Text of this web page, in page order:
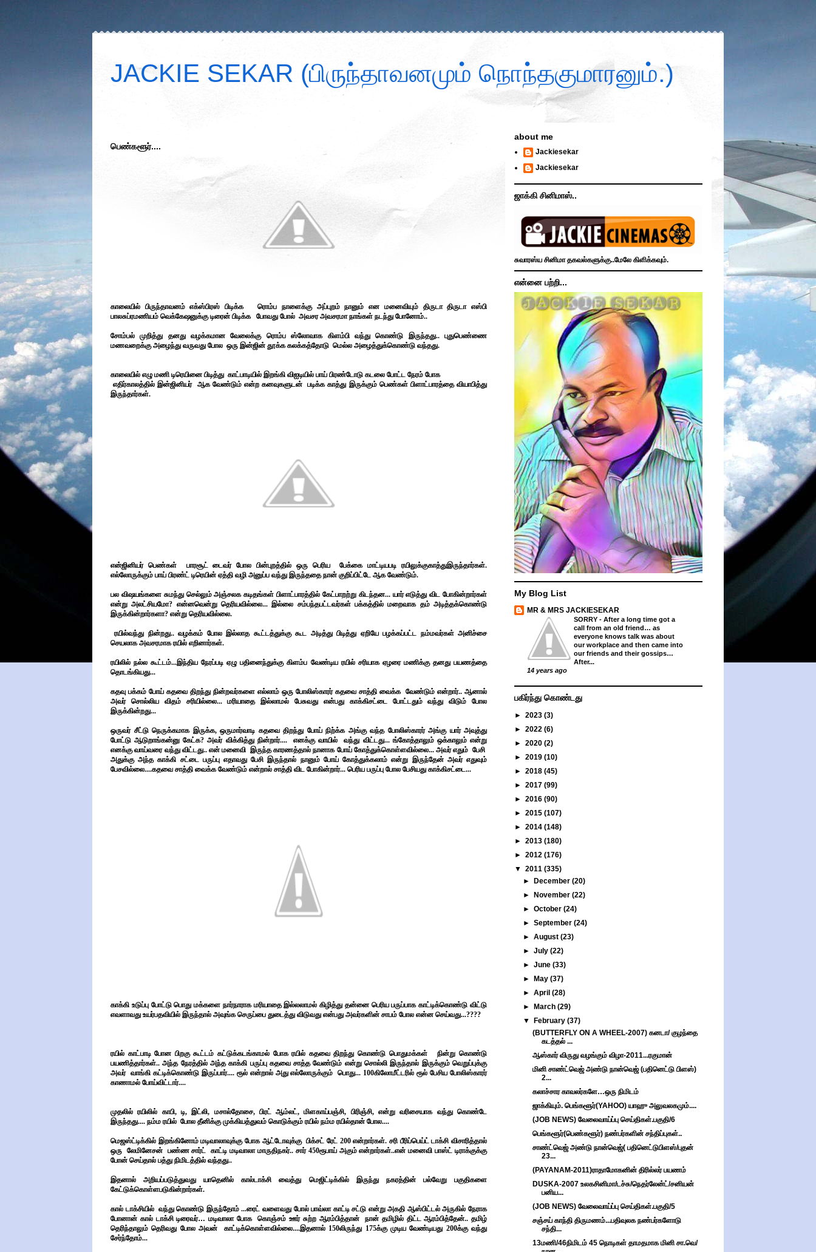
JACKIE SEKAR (பிருந்தாவனமும் நொந்தகுமாரனும்.)
பெண்களூர்....
காலையில் பிருந்தாவனம் எக்ஸ்பிரஸ் பிடிக்க ரொம்ப நாளைக்கு அப்புறம் நானும் என மனைவியும் திருடா திருடா எஸ்பி
பாலசுப்ரமணியம் வெக்கேஷனுக்கு டிரைன் பிடிக்க போவது போல் அவசர அவசரமா நாங்கள் நடந்து போனோம்..
சோம்பல் முறித்து தனது வழக்கமான வேலைக்கு ரொம்ப ஸ்லோவாக கிளம்பி வந்து கொண்டு இருந்தது.. புதுபெண்ணை
மணவறைக்கு அழைந்து வருவது போல ஒரு இன்ஜின் தூக்க கலக்கத்தோடு மெல்ல அழைத்துக்கொண்டு வந்தது.
காலையில் எழு மணி டிரெயினை பிடித்து காட்பாடியில் இறங்கி விஐடியில் பாய் பிரண்டோடு கடலை போட்ட நேரம் போக
எதிர்காலத்தில் இன்ஜினியர் ஆக வேண்டும் என்ற கனவுகளுடன் படிக்க காத்து இருக்கும் பெண்கள் பிளாட்பாரத்தை வியாபித்து
இருந்தார்கள்.
என்ஜினியர் பெண்கள் பாரசூட் டைவர் போல பின்புறத்தில் ஒரு பெரிய பேக்கை மாட்டியபடி ரயிலுக்குகாத்துஇருந்தார்கள்.
எல்லோருக்கும் பாய் பிரண்ட் டிரெயின் ஏத்தி வழி அனுப்ப வந்து இருந்ததை நான் குறிப்பிட்டே ஆக வேண்டும்.
பல விஷயங்களை சுமந்து செல்லும் அஞ்சலக கடிதங்கள் பிளாட்பாரத்தில் கேட்பாறற்று கிடந்தன... யார் எடுத்து விட போகின்றார்கள்
என்று அலட்சியமோ? என்னவென்று தெரியவில்லை... இல்லை சம்பந்தபட்டவர்கள் பக்கத்தில் மறைவாக தம் அடித்தக்கொண்டு
இருக்கின்றார்களா? என்று தெரியவில்லை.
ரயில்வந்து நின்றது.. வழக்கம் போல இல்லாத கூட்டத்துக்கு கூட அடித்து பிடித்து ஏறியே பழக்கப்பட்ட நம்மவர்கள் அனிச்சை
செயலாக அவசரமாக ரயில் எறினார்கள்.
ரயிலில் நல்ல கூட்டம்...இந்திய நேரப்படி ஏழு பதினைந்துக்கு கிளம்ப வேண்டிய ரயில் சரியாக ஏழரை மணிக்கு தனது பயணத்தை
தொடங்கியது...
கதவு பக்கம் போய் கதவை திறந்து நின்றவர்களை எல்லாம் ஒரு போலிஸ்காரர் கதவை சாத்தி வைக்க வேண்டும் என்றார்.. ஆனால்
அவர் சொல்லிய விதம் சரியில்லை... மரியாதை இல்லாமல் பேசுவது என்பது காக்கிசட்டை போட்டதும் வந்து விடும் போல
இருக்கின்றது...
ஒருவர் சீட்டு நெருக்கமாக இருக்க, ஒருமார்வாடி கதவை திறந்து போய் நிற்க்க அங்கு வந்த போலிஸ்காரர் அங்கு யார் அவுத்து
போட்டு ஆடுறாங்கன்னு கேட்க? அவர் விக்கித்து நின்றார்.... எனக்கு வாயில் வந்து விட்டது... ங்கோத்தாலும் ஒக்காலும் என்று
எனக்கு வாய்வரை வந்து விட்டது.. என் மனைவி இருந்த காரணத்தால் நானாக போய் கோத்துக்கொள்ளவில்லை... அவர் எதும் பேசி
அதுக்கு அந்த காக்கி சட்டை பருப்பு எதாவது பேசி இருந்தால் நானும் போய் கோத்துக்கலாம் என்று இருந்தேன் அவர் எதுவும்
பேசவில்லை....கதவை சாத்தி வைக்க வேண்டும் என்றால் சாத்தி விட போகின்றார்... பெரிய பருப்பு போல பேசியது காக்கிசட்டை...
காக்கி உடுப்பு போட்டு பொது மக்களை நார்நாராக மரியாதை இல்லலாமல் கிழித்து தன்னை பெரிய பருப்பாக காட்டிக்கொண்டு விட்டு
எவளாவது உயர்பதவியில் இருந்தால் அவுங்க செருப்பை துடைத்து விடுவது என்பது அவர்களின் சாபம் போல என்ன செய்வது...????
ரயில் காட்பாடி போன பிறகு கூட்டம் கட்டுக்கடங்காமல் போக ரயில் கதவை திறந்து கொண்டு பொதுமக்கள் நின்று கொண்டு
பயணித்தார்கள்.. அந்த நேரத்தில் அந்த காக்கி பருப்பு கதவை சாத்த வேண்டும் என்று சொல்லி இருந்தால் இருக்கும் வெறுப்புக்கு
அவர் வாங்கி கட்டிக்கொண்டு இருப்பார்.... ரூல் என்றால் அது எல்லோருக்கும் பொது... 100கிலோமீட்டரில் ரூல் பேசிய போலிஸ்காரர்
காணாமல் போய்விட்டார்....
முதலில் ரயிலில் காபி, டி, இட்லி, மசால்தோசை, பிரட் ஆம்லட், மிளகாய்பஞ்சி, பிரிஞ்சி, என்று வரிசையாக வந்து கொண்டே
இருந்தது.... நம்ம ரயில் போல தீனிக்கு முக்கியத்துவம் கொடுக்கும் ரயில் நம்ம ரயில்தான் போல....
மெஜஸ்ட்டிக்கில் இறங்கினோம் மடிவாலாவுக்கு போக ஆட்டோவுக்கு பிக்சட் ரேட் 200 என்றார்கள். சரி பீரிப்பெய்ட் டாக்சி விசாரித்தால்
ஒரு லேமினேசன் பண்ண சார்ட் காட்டி மடிவாலா மாருதிநகர்.. சார் 450ரூபாய் அகும் என்றார்கள்..என் மனைவி பாஸ்ட் டிராக்குக்கு
போன் செய்தால் பத்து நிமிடத்தில் வந்தது..
இதனால் அறியப்படுத்துவது யாதெனில் கால்டாக்சி வைத்து மெஜிட்டிக்கில் இருந்து நகரத்தின் பல்வேறு பகுதிகளை
கேட்டுக்கொள்ளபடுகின்றார்கள்.
கால் டாக்சியில் வந்து கொண்டு இருந்தோம் ...ரைட் வளைவது போல் பாவ்லா காட்டி சட்டு என்று அகதி ஆஸ்பிட்டல் அருகில் நேராக
போனான் கால் டாக்சி டிரைவர்… மடிவாலா போக கொஞ்சம் ஊர் சுற்ற ஆரம்பித்தான் நான் தமிழில் திட்ட ஆரம்பித்தேன்.. தமிழ்
தெரிந்தாலும் தெரிவது போல அவன் காட்டிக்கொள்ளவில்லை....இதனால் 150லிருந்து 175க்கு முடிய வேண்டியது 200க்கு வந்து
சேர்ந்தோம்...
about me
Jackiesekar
Jackiesekar
ஜாக்கி சினிமாஸ்..
சுவாரஸ்ய சினிமா தகவல்களுக்கு..மேலே கிளிக்கவும்.
என்னை பற்றி...
My Blog List
MR & MRS JACKIESEKAR
SORRY - After a long time got a
call from an old friend… as
everyone knows talk was about
our workplace and then came into
our friends and their gossips…
After...
14 years ago
பகிர்ந்து கொண்டது
► 2023 (3)
► 2022 (6)
► 2020 (2)
► 2019 (10)
► 2018 (45)
► 2017 (99)
► 2016 (90)
► 2015 (107)
► 2014 (148)
► 2013 (180)
► 2012 (176)
▼ 2011 (335)
►
December(20)
►
November(22)
►October(24)
►September(24)
►August(23)
►July(22)
►June(33)
►
May(37)
►April(28)
►
March(29)
▼
February(37)
(BUTTERFLY ON A WHEEL-2007) கனடா/ குழந்தை
கடத்தல் ...
ஆஸ்கார் விருது வழங்கும் விழா-2011...ரகுமான்
மினி சாண்ட்வெஜ் அண்டு நான்வெஜ் (பதினெட்டு பிளஸ்)
2...
கலாச்சார காவலர்களே…ஒரு நிமிடம்
ஜாக்கியும். பெங்களூர்(YAHOO) யாஹு அலுவலகமும்....
(JOB NEWS) வேலைவாய்ப்பு செய்திகள்.பகுதி/6
பெங்களூர்(பெண்களூர்) நண்பர்களின் சந்திப்புகள்..
சாண்ட்வெஜ் அண்டு நான்வெஜ்( பதினெட்டுபிளஸ்/புதன்
23...
(PAYANAM-2011)ராதாமோகனின் திரில்லர் பயணம்
DUSKA-2007 உலகசினிமா/டச்சு/நெதர்லேன்ட்/சனியன்
பனிய...
(JOB NEWS) வேலைவாய்ப்பு செய்திகள்.பகுதி/5
சஞ்சய் காந்தி திருமணம்...பதிவுலக நண்பர்களோடு
சந்தி...
13மணி/46நிமிடம் 45 நொடிகள் தாமதமாக மினி சா.வெ/